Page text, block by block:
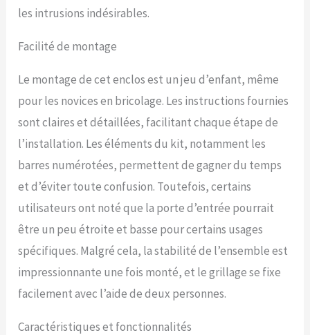
de vos compagnons. Il
volière, favorisant le bien-
animaux en toute sécurité
[Utilisation polyvalente] –
extérieur peut être utilisé
comme cage cochon
d’Inde extérieur, cage pour
chien extérieur, cage
tortue extérieur, poulailler
ou volière. Il s’adapte à de
nombreuses espèces
animales et répond aux
exigences des éleveurs
comme des particuliers
[Montage simplifié] – Le
intuitif et sans outils rend
les intrusions indésirables.
Facilité de montage
Le montage de cet enclos est un jeu d’enfant, même
pour les novices en bricolage. Les instructions fournies
sont claires et détaillées, facilitant chaque étape de
l’installation. Les éléments du kit, notamment les
barres numérotées, permettent de gagner du temps
et d’éviter toute confusion. Toutefois, certains
utilisateurs ont noté que la porte d’entrée pourrait
être un peu étroite et basse pour certains usages
spécifiques. Malgré cela, la stabilité de l’ensemble est
impressionnante une fois monté, et le grillage se fixe
facilement avec l’aide de deux personnes.
Caractéristiques et fonctionnalités